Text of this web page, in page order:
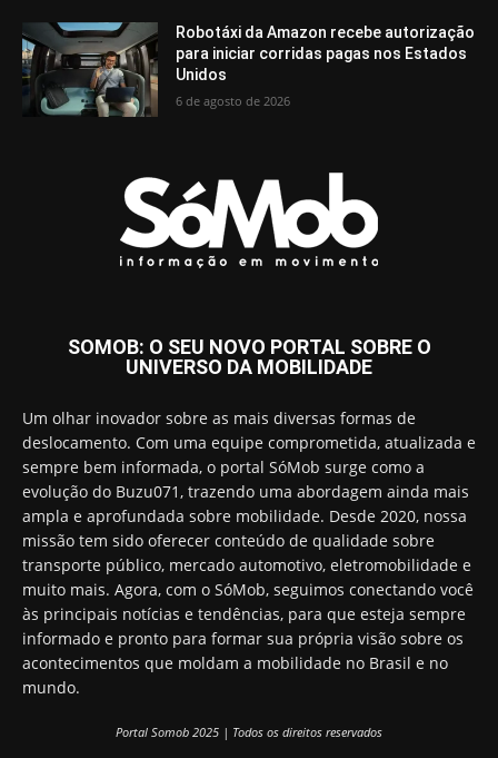
Robotáxi da Amazon recebe autorização
para iniciar corridas pagas nos Estados
Unidos
6 de agosto de 2026
SOMOB: O SEU NOVO PORTAL SOBRE O
UNIVERSO DA MOBILIDADE
Um olhar inovador sobre as mais diversas formas de
deslocamento. Com uma equipe comprometida, atualizada e
sempre bem informada, o portal SóMob surge como a
evolução do Buzu071, trazendo uma abordagem ainda mais
ampla e aprofundada sobre mobilidade. Desde 2020, nossa
missão tem sido oferecer conteúdo de qualidade sobre
transporte público, mercado automotivo, eletromobilidade e
muito mais. Agora, com o SóMob, seguimos conectando você
às principais notícias e tendências, para que esteja sempre
informado e pronto para formar sua própria visão sobre os
acontecimentos que moldam a mobilidade no Brasil e no
mundo.
Portal Somob 2025 | Todos os direitos reservados